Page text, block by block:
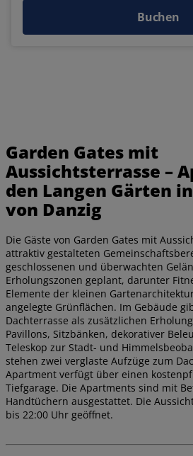
Buchen
Garden Gates mit
Aussichtsterrasse –
den Langen Gärten
von Danzig
Die Gäste von Garden Gates mit
attraktiv gestalteten
geschlossenen und überwachten
Erholungszonen geplant, darunter
Elemente der kleinen
angelegte Grünflächen. Im Gebäude
Dachterrasse als zusätzlichen
Pavillons, Sitzbänken, dekorativer
Teleskop zur Stadt- und
stehen zwei verglaste Aufzüge zum
Apartment verfügt über einen
Tiefgarage. Die Apartments sind mit
Handtüchern ausgestattet. Die
bis 22:00 Uhr geöffnet.